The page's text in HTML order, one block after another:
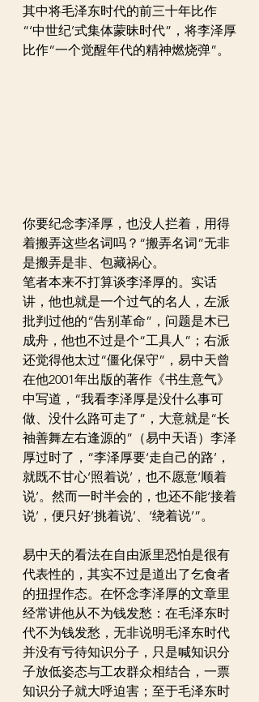
其中将毛泽东时代的前三十年比作
“‘中世纪’式集体蒙昧时代”，将李泽厚
比作“一个觉醒年代的精神燃烧弹”。
你要纪念李泽厚，也没人拦着，用得
着搬弄这些名词吗？“搬弄名词”无非
是搬弄是非、包藏祸心。
笔者本来不打算谈李泽厚的。实话
讲，他也就是一个过气的名人，左派
批判过他的“告别革命”，问题是木已
成舟，他也不过是个“工具人”；右派
还觉得他太过“僵化保守”，易中天曾
在他2001年出版的著作《书生意气》
中写道，“我看李泽厚是没什么事可
做、没什么路可走了”，大意就是“长
袖善舞左右逢源的”（易中天语）李泽
厚过时了，“李泽厚要‘走自己的路’，
就既不甘心‘照着说’，也不愿意‘顺着
说’。然而一时半会的，也还不能‘接着
说’，便只好‘挑着说’、‘绕着说’”。
易中天的看法在自由派里恐怕是很有
代表性的，其实不过是道出了乞食者
的扭捏作态。在怀念李泽厚的文章里
经常讲他从不为钱发愁：在毛泽东时
代不为钱发愁，无非说明毛泽东时代
并没有亏待知识分子，只是喊知识分
子放低姿态与工农群众相结合，一票
知识分子就大呼迫害；至于毛泽东时